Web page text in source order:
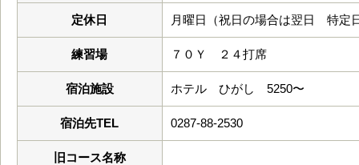
定休日 月曜日（祝日の場合は翌日 特定
練習場 ７０Ｙ ２４打席
宿泊施設 ホテル ひがし 5250〜
宿泊先TEL 0287-88-2530
旧コース名称